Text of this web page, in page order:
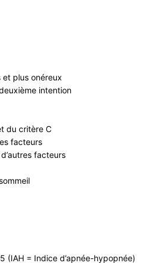
et plus onéreux
intention
du critère C
facteurs
facteurs
(IAH = Indice d’apnée-hypopnée)